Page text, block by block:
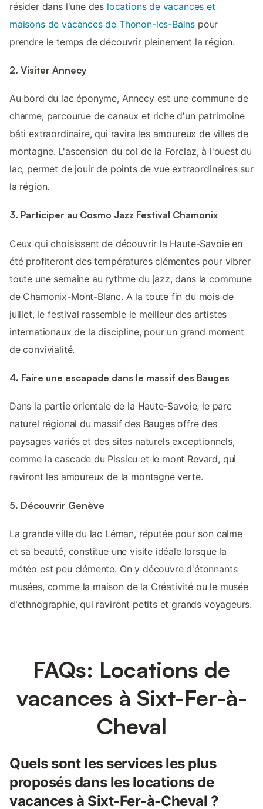
résider dans l'une des locations de vacances et
maisons de vacances de Thonon-les-Bains pour
prendre le temps de découvrir pleinement la région.
2. Visiter Annecy
Au bord du lac éponyme, Annecy est une commune de
charme, parcourue de canaux et riche d'un patrimoine
bâti extraordinaire, qui ravira les amoureux de villes de
montagne. L'ascension du col de la Forclaz, à l'ouest du
lac, permet de jouir de points de vue extraordinaires sur
la région.
3. Participer au Cosmo Jazz Festival Chamonix
Ceux qui choisissent de découvrir la Haute-Savoie en
été profiteront des températures clémentes pour vibrer
toute une semaine au rythme du jazz, dans la commune
de Chamonix-Mont-Blanc. A la toute fin du mois de
juillet, le festival rassemble le meilleur des artistes
internationaux de la discipline, pour un grand moment
de convivialité.
4. Faire une escapade dans le massif des Bauges
Dans la partie orientale de la Haute-Savoie, le parc
naturel régional du massif des Bauges offre des
paysages variés et des sites naturels exceptionnels,
comme la cascade du Pissieu et le mont Revard, qui
raviront les amoureux de la montagne verte.
5. Découvrir Genève
La grande ville du lac Léman, réputée pour son calme
et sa beauté, constitue une visite idéale lorsque la
météo est peu clémente. On y découvre d'étonnants
musées, comme la maison de la Créativité ou le musée
d'ethnographie, qui raviront petits et grands voyageurs.
FAQs: Locations de
vacances à Sixt-Fer-à-
Cheval
Quels sont les services les plus
proposés dans les locations de
vacances à Sixt-Fer-à-Cheval ?